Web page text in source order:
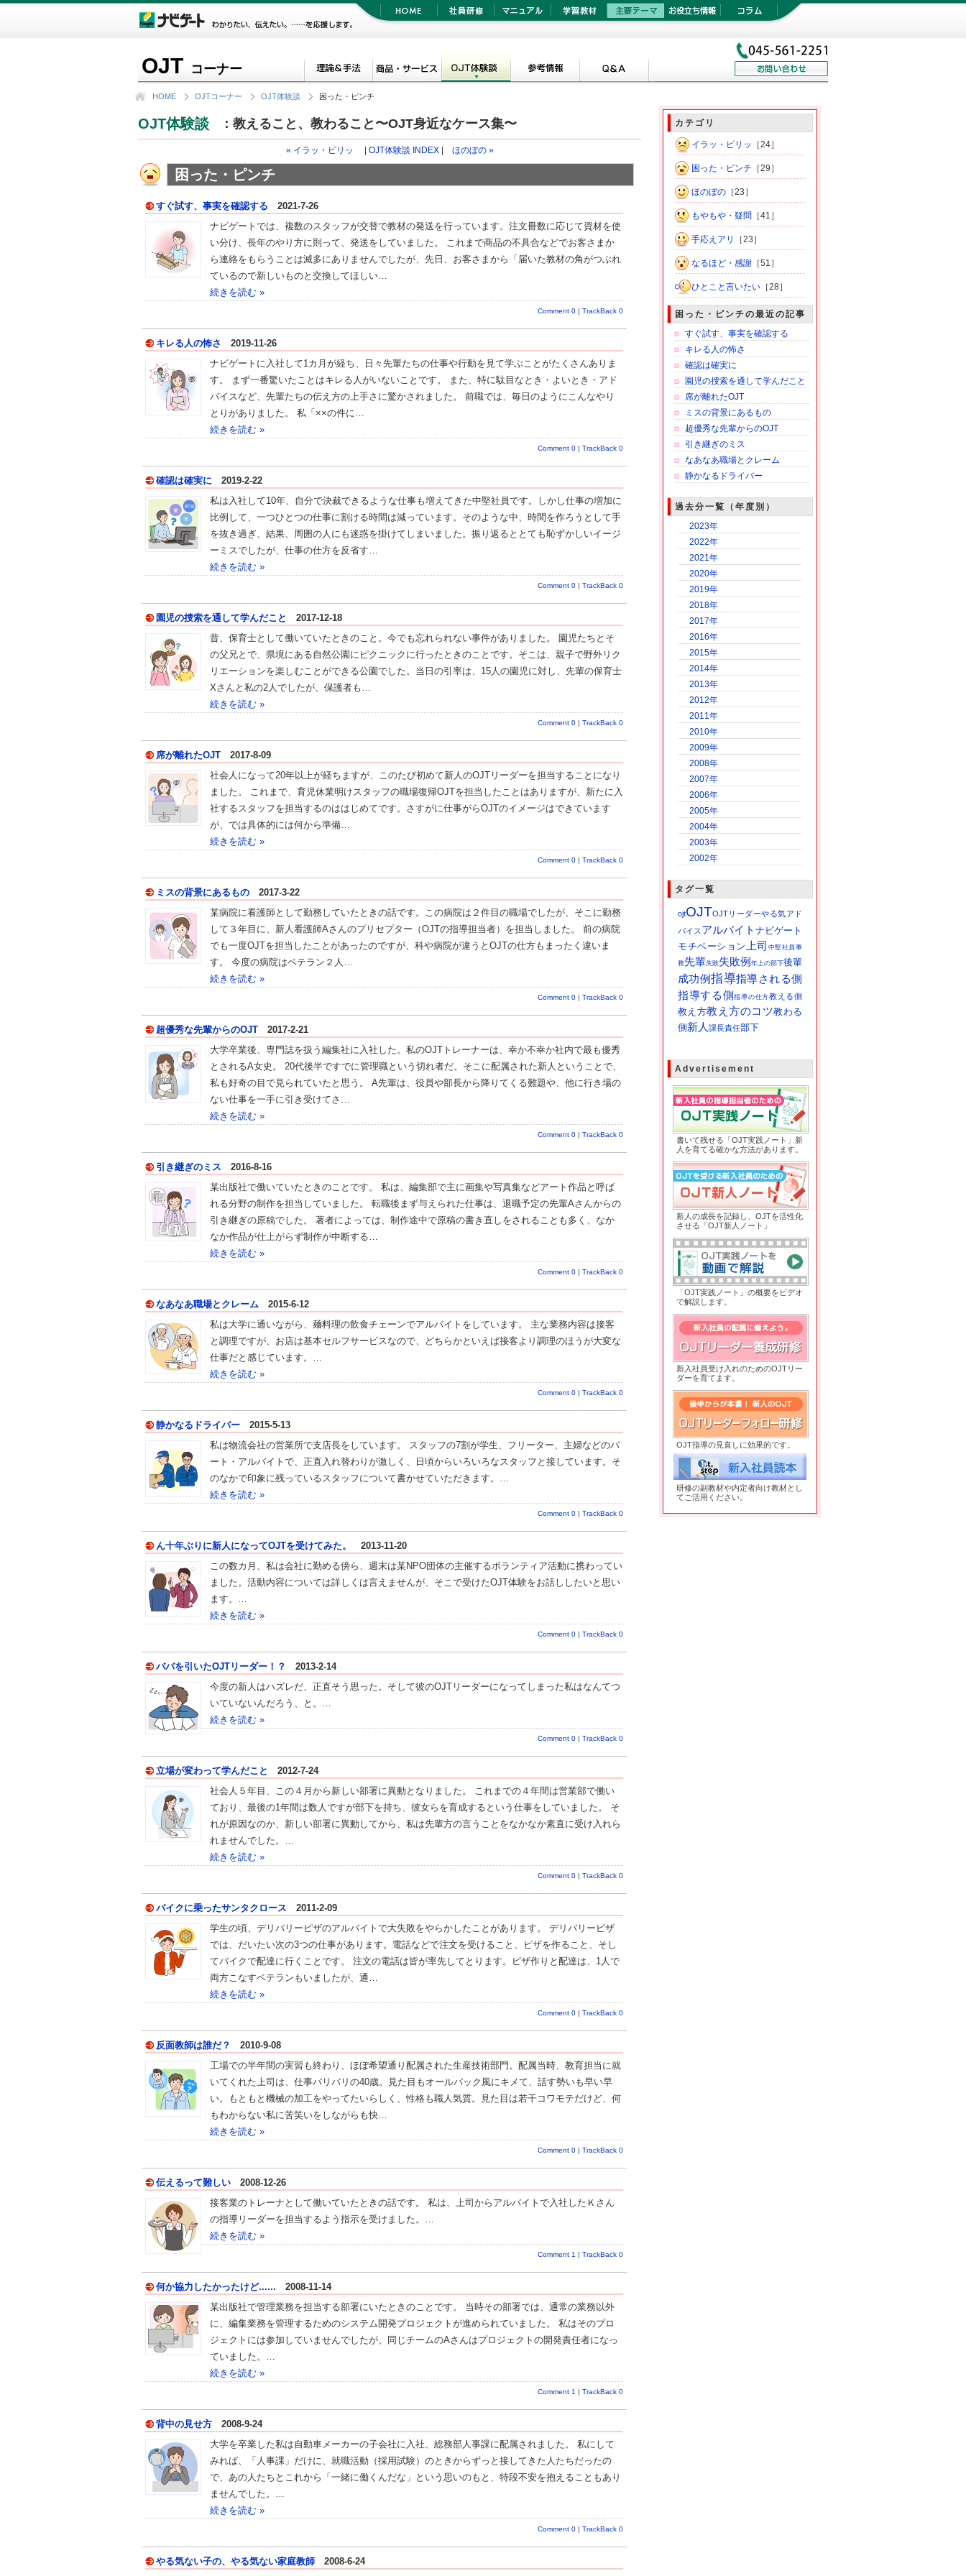
OJT コーナー
HOME OJTコーナー OJT体験談 困った・ピンチ
OJT体験談 ：教えること、教わること〜OJT身近なケース集〜
« イラッ・ピリッ OJT体験談 INDEX| ほのぼの »
困った・ピンチ
すぐ試す、事実を確認する 2021-7-26
ナビゲートでは、複数のスタッフが交替で教材の発送を行っています。注文冊数に応じて資材を使
い分け、長年のやり方に則って、発送をしていました。 これまで商品の不具合などでお客さまか
ら連絡をもらうことは滅多にありませんでしたが、先日、お客さまから「届いた教材の角がつぶれ
ているので新しいものと交換してほしい…
続きを読む »
Comment 0 | TrackBack 0
キレる人の怖さ
2019-11-26
ナビゲートに入社して1カ月が経ち、日々先輩たちの仕事や行動を見て学ぶことがたくさんありま
す。 まず一番驚いたことはキレる人がいないことです。 また、特に駄目なとき・よいとき・アド
バイスなど、先輩たちの伝え方の上手さに驚かされました。 前職では、毎日のようにこんなやり
とりがありました。 私「××の件に…
続きを読む »
Comment 0 | TrackBack 0
確認は確実に 2019-2-22
私は入社して10年、自分で決裁できるような仕事も増えてきた中堅社員です。しかし仕事の増加に
比例して、一つひとつの仕事に割ける時間は減っています。そのような中、時間を作ろうとして手
を抜き過ぎ、結果、周囲の人にも迷惑を掛けてしまいました。振り返るととても恥ずかしいイージ
ーミスでしたが、仕事の仕方を反省す…
続きを読む »
Comment 0 | TrackBack 0
園児の捜索を通して学んだこと
2017-12-18
昔、保育士として働いていたときのこと。今でも忘れられない事件がありました。 園児たちとそ
の父兄とで、県境にある自然公園にピクニックに行ったときのことです。そこは、親子で野外リク
リエーションを楽しむことができる公園でした。当日の引率は、15人の園児に対し、先輩の保育士
Xさんと私の2人でしたが、保護者も…
続きを読む »
Comment 0 | TrackBack 0
席が離れたOJT 2017-8-09
社会人になって20年以上が経ちますが、このたび初めて新人のOJTリーダーを担当することになり
ました。 これまで、育児休業明けスタッフの職場復帰OJTを担当したことはありますが、新たに入
社するスタッフを担当するのははじめてです。さすがに仕事がらOJTのイメージはできています
が、では具体的には何から準備…
続きを読む »
Comment 0 | TrackBack 0
ミスの背景にあるもの 2017-3-22
某病院に看護師として勤務していたときの話です。この病院は２件目の職場でしたが、そこに勤務
して３年目に、新人看護師Aさんのプリセプター（OJTの指導担当者）を担当しました。 前の病院
でも一度OJTを担当したことがあったのですが、科や病院が違うとOJTの仕方もまったく違いま
す。 今度の病院はベテラン２人…
続きを読む »
Comment 0 | TrackBack 0
超優秀な先輩からのOJT 2017-2-21
大学卒業後、専門誌を扱う編集社に入社した。私のOJTトレーナーは、幸か不幸か社内で最も優秀
とされるA女史。 20代後半ですでに管理職という切れ者だ。そこに配属された新人ということで、
私も好奇の目で見られていたと思う。 A先輩は、役員や部長から降りてくる難題や、他に行き場の
ない仕事を一手に引き受けてさ…
続きを読む »
Comment 0 | TrackBack 0
引き継ぎのミス 2016-8-16
某出版社で働いていたときのことです。 私は、編集部で主に画集や写真集などアート作品と呼ば
れる分野の制作を担当していました。 転職後まず与えられた仕事は、退職予定の先輩Aさんからの
引き継ぎの原稿でした。 著者によっては、制作途中で原稿の書き直しをされることも多く、なか
なか作品が仕上がらず制作が中断する…
続きを読む »
Comment 0 | TrackBack 0
なあなあ職場とクレーム 2015-6-12
私は大学に通いながら、麺料理の飲食チェーンでアルバイトをしています。 主な業務内容は接客
と調理ですが、お店は基本セルフサービスなので、どちらかといえば接客より調理のほうが大変な
仕事だと感じています。…
続きを読む »
Comment 0 | TrackBack 0
静かなるドライバー 2015-5-13
私は物流会社の営業所で支店長をしています。 スタッフの7割が学生、フリーター、主婦などのパ
ート・アルバイトで、正直入れ替わりが激しく、日頃からいろいろなスタッフと接しています。そ
のなかで印象に残っているスタッフについて書かせていただきます。…
続きを読む »
Comment 0 | TrackBack 0
ん十年ぶりに新人になってOJTを受けてみた。
2013-11-20
この数カ月、私は会社に勤める傍ら、週末は某NPO団体の主催するボランティア活動に携わってい
ました。活動内容については詳しくは言えませんが、そこで受けたOJT体験をお話ししたいと思い
ます。…
続きを読む »
Comment 0 | TrackBack 0
ババを引いたOJTリーダー！？
2013-2-14
今度の新人はハズレだ、正直そう思った。そして彼のOJTリーダーになってしまった私はなんてつ
いていないんだろう、と。…
続きを読む »
Comment 0 | TrackBack 0
立場が変わって学んだこと
2012-7-24
社会人５年目、この４月から新しい部署に異動となりました。 これまでの４年間は営業部で働い
ており、最後の1年間は数人ですが部下を持ち、彼女らを育成するという仕事をしていました。 そ
れが原因なのか、新しい部署に異動してから、私は先輩方の言うことをなかなか素直に受け入れら
れませんでした。…
続きを読む »
Comment 0 | TrackBack 0
バイクに乗ったサンタクロース 2011-2-09
学生の頃、デリバリーピザのアルバイトで大失敗をやらかしたことがあります。 デリバリーピザ
では、だいたい次の3つの仕事があります。電話などで注文を受けること、ピザを作ること、そし
てバイクで配達に行くことです。 注文の電話は皆が率先してとります。ピザ作りと配達は、1人で
両方こなすベテランもいましたが、通…
続きを読む »
Comment 0 | TrackBack 0
反面教師は誰だ？
2010-9-08
工場での半年間の実習も終わり、ほぼ希望通り配属された生産技術部門。配属当時、教育担当に就
いてくれた上司は、仕事バリバリの40歳。見た目もオールバック風にキメて、話す勢いも早い早
い。もともと機械の加工をやってたいらしく、性格も職人気質。見た目は若干コワモテだけど、何
もわからない私に苦笑いをしながらも快…
続きを読む »
Comment 0 | TrackBack 0
伝えるって難しい 2008-12-26
接客業のトレーナとして働いていたときの話です。 私は、上司からアルバイトで入社したＫさん
の指導リーダーを担当するよう指示を受けました。…
続きを読む »
Comment 1 | TrackBack 0
何か協力したかったけど...... 2008-11-14
某出版社で管理業務を担当する部署にいたときのことです。 当時その部署では、通常の業務以外
に、編集業務を管理するためのシステム開発プロジェクトが進められていました。 私はそのプロ
ジェクトには参加していませんでしたが、同じチームのAさんはプロジェクトの開発責任者になっ
ていました。…
続きを読む »
Comment 1 | TrackBack 0
背中の見せ方 2008-9-24
大学を卒業した私は自動車メーカーの子会社に入社、総務部人事課に配属されました。 私にして
みれば、「人事課」だけに、就職活動（採用試験）のときからずっと接してきた人たちだったの
で、あの人たちとこれから「一緒に働くんだな」という思いのもと、特段不安を抱えることもあり
ませんでした。…
続きを読む »
Comment 0 | TrackBack 0
やる気ない子の、やる気ない家庭教師 2008-6-24
カテゴリ
イラッ・ピリッ ［24］
困った・ピンチ ［29］
ほのぼの［23］
もやもや・疑問 ［41］
手応えアリ ［23］
なるほど・感謝［51］
ひとこと言いたい［28］
困った・ピンチの最近の記事
すぐ試す、事実を確認する
キレる人の怖さ
確認は確実に
園児の捜索を通して学んだこと
席が離れたOJT
ミスの背景にあるもの
超優秀な先輩からのOJT
引き継ぎのミス
なあなあ職場とクレーム
静かなるドライバー
過去分一覧（年度別）
2023年
2022年
2021年
2020年
2019年
2018年
2017年
2016年
2015年
2014年
2013年
2012年
2011年
2010年
2009年
2008年
2007年
2006年
2005年
2004年
2003年
2002年
タグ一覧
ojtOJTOJTリーダーやる気アド
バイス アルバイト ナビゲート
モチベーション 上司 中堅社員事
務先輩失敗失敗例年上の部下後輩
成功例指導指導される側
指導する側指導の仕方教える側
教え方教え方のコツ教わる
側 新人 課長責任部下
Advertisement
書いて残せる「OJT実践ノート」新
人を育てる確かな方法があります。
新人の成長を記録し、OJTを活性化
させる「OJT新人ノート」
「OJT実践ノート」の概要をビデオ
で解説します。
新入社員受け入れのためのOJTリー
ダーを育てます。
OJT指導の見直しに効果的です。
研修の副教材や内定者向け教材とし
てご活用ください。